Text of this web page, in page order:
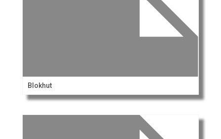
Blokhut